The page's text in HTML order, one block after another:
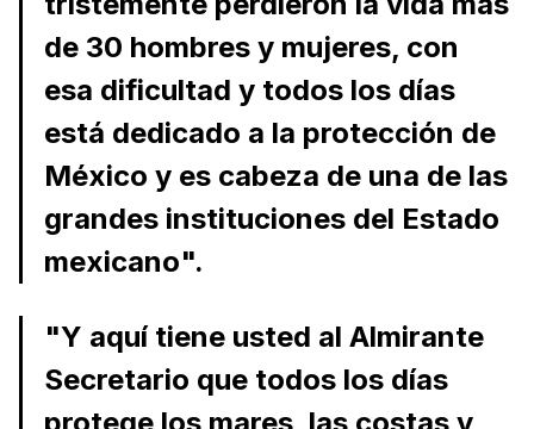
de 30 hombres y mujeres, con
esa dificultad y todos los días
está dedicado a la protección de
México y es cabeza de una de las
grandes instituciones del Estado
mexicano".
"Y aquí tiene usted al Almirante
Secretario que todos los días